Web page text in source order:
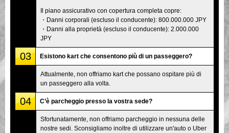
Il piano assicurativo con copertura completa copre:
・Danni corporali (escluso il conducente): 800.000.000 JPY
・Danni alla proprietà (escluso il conducente): 2.000.000
JPY
03 Esistono kart che consentono più di un passeggero?
Attualmente, non offriamo kart che possano ospitare più di
un passeggero alla volta.
04 C’è parcheggio presso la vostra sede?
Sfortunatamente, non offriamo parcheggio in nessuna delle
nostre sedi. Sconsigliamo inoltre di utilizzare un'auto o Uber